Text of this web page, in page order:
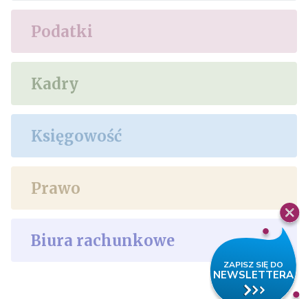
Podatki
Kadry
Księgowość
Prawo
Biura rachunkowe